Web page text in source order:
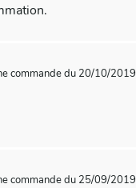
commande du 20/10/2019
commande du 25/09/2019